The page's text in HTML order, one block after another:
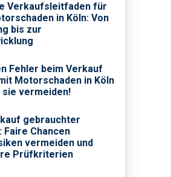
Verkaufsleitfaden für
in Köln: Von
bis zur
Fehler beim Verkauf
Motorschaden in Köln
sie vermeiden!
gebrauchter
Chancen
vermeiden und
Prüfkriterien